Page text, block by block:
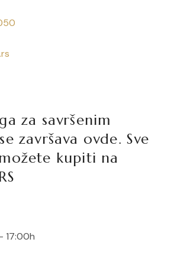
za savršenim
završava ovde. Sve
kupiti na
17:00h